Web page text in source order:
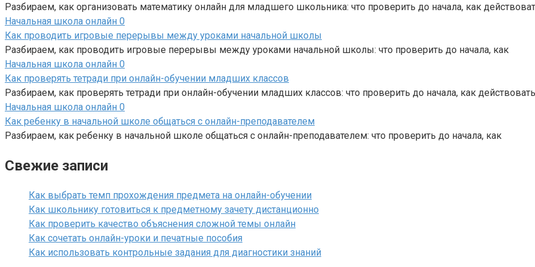
Разбираем, как организовать математику онлайн для младшего школьника: что проверить до начала, как
Начальная школа онлайн 0
Как проводить игровые перерывы между уроками начальной школы
Разбираем, как проводить игровые перерывы между уроками начальной школы: что проверить до начала, как
Начальная школа онлайн 0
Как проверять тетради при онлайн-обучении младших классов
Разбираем, как проверять тетради при онлайн-обучении младших классов: что проверить до начала, как действовать
Начальная школа онлайн 0
Как ребенку в начальной школе общаться с онлайн-преподавателем
Разбираем, как ребенку в начальной школе общаться с онлайн-преподавателем: что проверить до начала, как
Свежие записи
Как выбрать темп прохождения предмета на онлайн-обучении
Как школьнику готовиться к предметному зачету дистанционно
Как проверить качество объяснения сложной темы онлайн
Как сочетать онлайн-уроки и печатные пособия
Как использовать контрольные задания для диагностики знаний